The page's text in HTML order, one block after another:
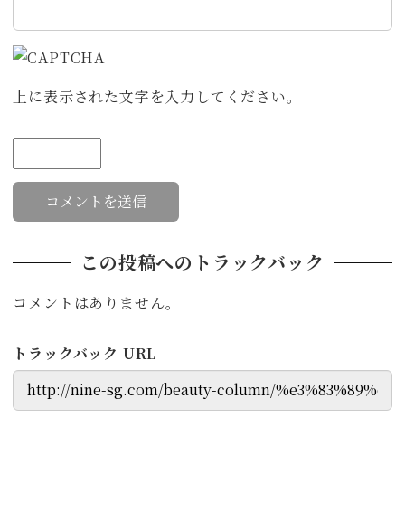
上に表示された文字を入力してください。
この投稿へのトラックバック
コメントはありません。
トラックバック URL